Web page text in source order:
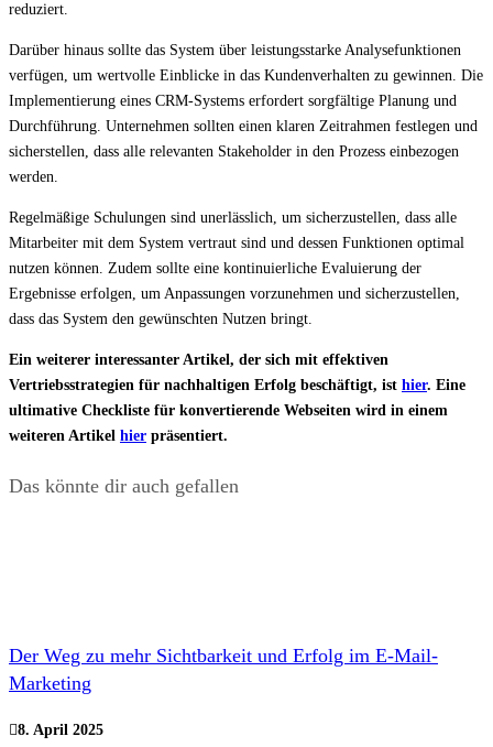
reduziert.
Darüber hinaus sollte das System über leistungsstarke Analysefunktionen
verfügen, um wertvolle Einblicke in das Kundenverhalten zu gewinnen. Die
Implementierung eines CRM-Systems erfordert sorgfältige Planung und
Durchführung. Unternehmen sollten einen klaren Zeitrahmen festlegen und
sicherstellen, dass alle relevanten Stakeholder in den Prozess einbezogen
werden.
Regelmäßige Schulungen sind unerlässlich, um sicherzustellen, dass alle
Mitarbeiter mit dem System vertraut sind und dessen Funktionen optimal
nutzen können. Zudem sollte eine kontinuierliche Evaluierung der
Ergebnisse erfolgen, um Anpassungen vorzunehmen und sicherzustellen,
dass das System den gewünschten Nutzen bringt.
Ein weiterer interessanter Artikel, der sich mit effektiven
Vertriebsstrategien für nachhaltigen Erfolg beschäftigt, ist hier. Eine
ultimative Checkliste für konvertierende Webseiten wird in einem
weiteren Artikel hier präsentiert.
Das könnte dir auch gefallen
Der Weg zu mehr Sichtbarkeit und Erfolg im E-Mail-
Marketing
8. April 2025